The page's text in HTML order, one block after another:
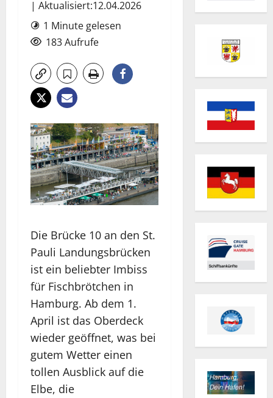
| Aktualisiert:12.04.2026
1 Minute gelesen
183 Aufrufe
Die Brücke 10 an den St.
Pauli Landungsbrücken
ist ein beliebter Imbiss
für Fischbrötchen in
Hamburg. Ab dem 1.
April ist das Oberdeck
wieder geöffnet, was bei
gutem Wetter einen
tollen Ausblick auf die
Elbe, die